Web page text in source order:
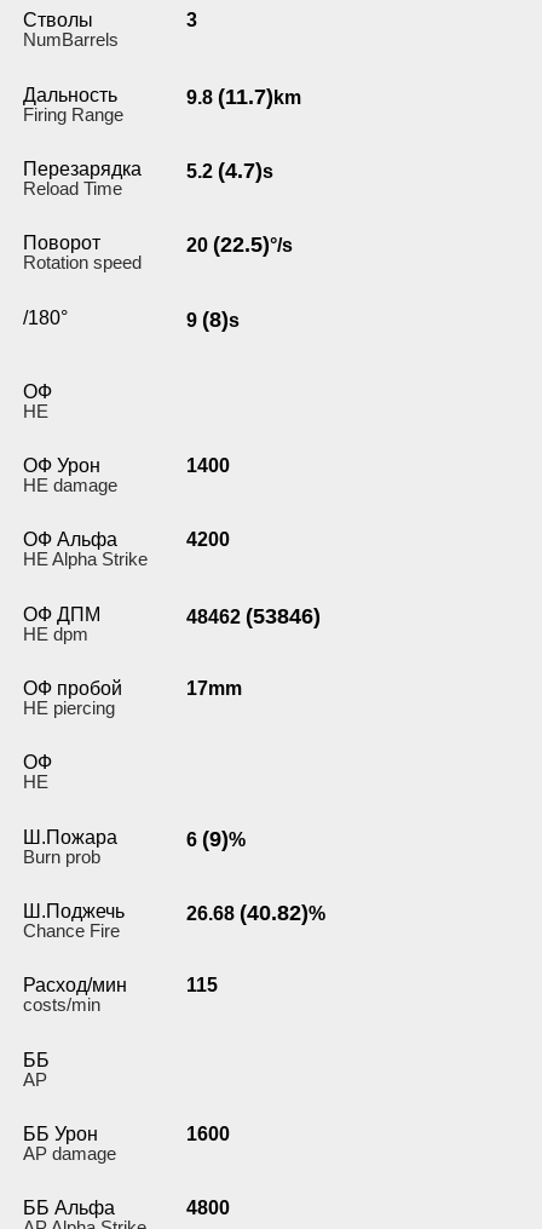
Стволы
NumBarrels
3
Дальность
Firing Range
9.8 (11.7) km
Перезарядка
Reload Time
5.2 (4.7)s
Поворот
Rotation speed
20 (22.5)°/s
/180° 9 (8)s
ОФ
HE
ОФ Урон
HE damage
1400
ОФ Альфа
HE Alpha Strike
4200
ОФ ДПМ
HE dpm
48462 (53846)
ОФ пробой
HE piercing
17mm
ОФ
HE
Ш.Пожара
Burn prob
6 (9)%
Ш.Поджечь
Chance Fire
26.68 (40.82)%
Расход/мин
costs/min
115
ББ
AP
ББ Урон
AP damage
1600
ББ Альфа
4800